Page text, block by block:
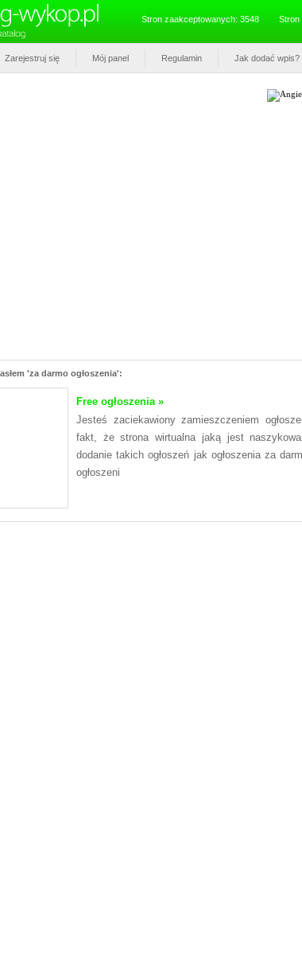
Stron zaakceptowanych: 3548 Stron
Zarejestruj się Mój panel Regulamin Jak dodać wpis?
'za darmo ogłoszenia':
Free ogłoszenia »
Jesteś zaciekawiony zamieszczeniem
fakt, że strona wirtualna jaką jest
dodanie takich ogłoszeń jak ogłoszenia za
ogłoszeni